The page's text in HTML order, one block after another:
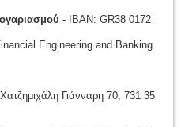
- IBAN: GR38 0172
Engineering and Banking
Γιάνναρη 70, 731 35